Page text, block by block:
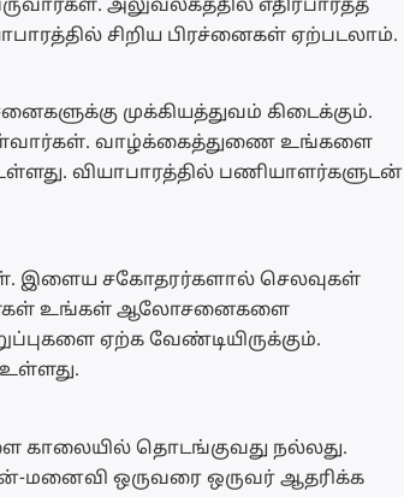
அலுவலகத்தில் எதிர்பார்த்த
சிறிய பிரச்னைகள் ஏற்படலாம்.
முக்கியத்துவம் கிடைக்கும்.
வாழ்க்கைத்துணை உங்களை
வியாபாரத்தில் பணியாளர்களுடன்
இளைய சகோதரர்களால் செலவுகள்
உங்கள் ஆலோசனைகளை
ஏற்க வேண்டியிருக்கும்.
காலையில் தொடங்குவது நல்லது.
மனைவி ஒருவரை ஒருவர் ஆதரிக்க